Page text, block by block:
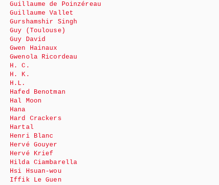
Guillaume de Poinzéreau
Guillaume Vallet
Gurshamshir Singh
Guy (Toulouse)
Guy David
Gwen Hainaux
Gwenola Ricordeau
H. C.
H. K.
H.L.
Hafed Benotman
Hal Moon
Hana
Hard Crackers
Hartal
Henri Blanc
Hervé Gouyer
Hervé Krief
Hilda Ciambarella
Hsi Hsuan-wou
Iffik Le Guen